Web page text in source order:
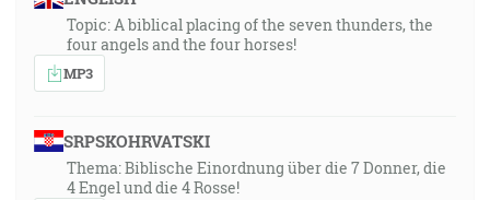
Topic: A biblical placing of the seven thunders, the
four angels and the four horses!
MP3
SRPSKOHRVATSKI
Thema: Biblische Einordnung über die 7 Donner, die
4 Engel und die 4 Rosse!